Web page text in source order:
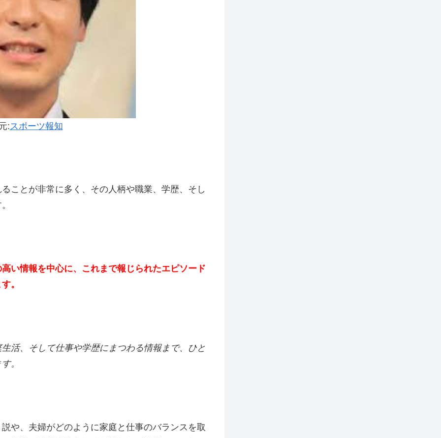
:スポーツ報知
ことが非常に多く、その人柄や職業、学歴、そし
い情報を中心に、これまで報じられたエピソード
。
活、そして仕事や学歴にまつわる情報まで、ひと
。
や、夫婦がどのように家庭と仕事のバランスを取